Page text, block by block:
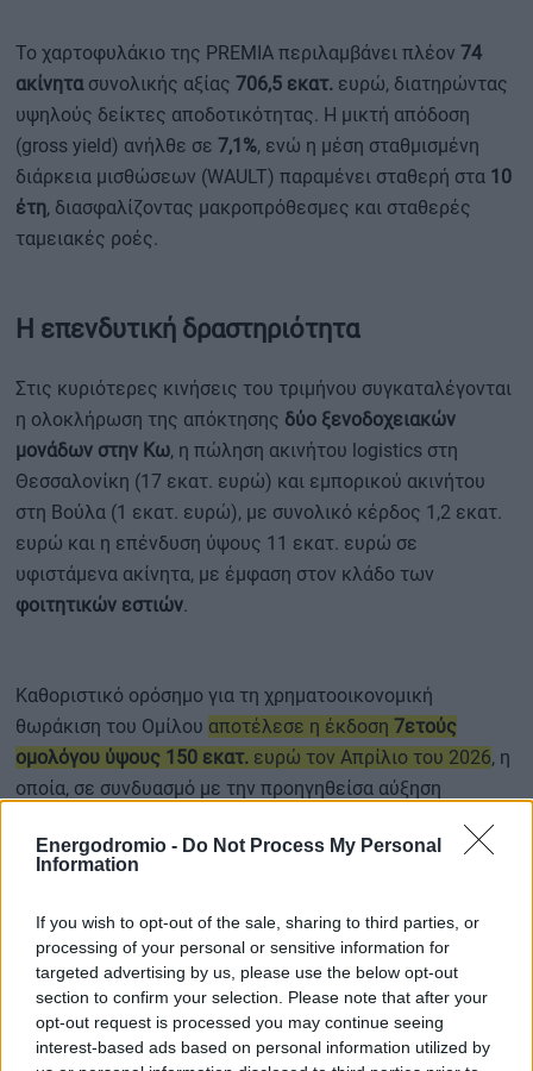
Energodromio - Do Not Process My Personal
Information
If you wish to opt-out of the sale, sharing to third parties, or
processing of your personal or sensitive information for
targeted advertising by us, please use the below opt-out
section to confirm your selection. Please note that after your
opt-out request is processed you may continue seeing
interest-based ads based on personal information utilized by
Το χαρτοφυλάκιο της PREMIA περιλαμβάνει πλέον 74
ακίνητασυνολικής αξίας 706,5 εκατ. ευρώ, διατηρώντας
υψηλούς δείκτες αποδοτικότητας. Η μικτή απόδοση
(gross yield) ανήλθε σε 7,1%, ενώ η μέση σταθμισμένη
διάρκεια μισθώσεων (WAULT) παραμένει σταθερή στα 10
έτη, διασφαλίζοντας μακροπρόθεσμες και σταθερές
ταμειακές ροές.
Η επενδυτική δραστηριότητα
Στις κυριότερες κινήσεις του τριμήνου συγκαταλέγονται
η ολοκλήρωση της απόκτησης δύο ξενοδοχειακών
μονάδων στην Κω, η πώληση ακινήτου logistics στη
Θεσσαλονίκη (17 εκατ. ευρώ) και εμπορικού ακινήτου
στη Βούλα (1 εκατ. ευρώ), με συνολικό κέρδος 1,2 εκατ.
ευρώ και η επένδυση ύψους 11 εκατ. ευρώ σε
υφιστάμενα ακίνητα, με έμφαση στον κλάδο των
φοιτητικών εστιών.
Καθοριστικό ορόσημο για τη χρηματοοικονομική
θωράκιση του Ομίλου αποτέλεσε η έκδοση 7ετούς
ομολόγου ύψους 150 εκατ. ευρώ τον Απρίλιο του 2026, η
οποία, σε συνδυασμό με την προηγηθείσα αύξηση
μετοχικού κεφαλαίου ύψους 40 εκατ. ευρώ, παρέχει την
απαραίτητη ρευστότητα για τη μελλοντική ανάπτυξη.
Προοπτικές και μερισματική πολιτική
Στρατηγική προτεραιότητα παραμένουν οι κλάδοι των
ξενοδοχείων και της φοιτητικής κατοικίας, καθώς και η
επιλεκτική συμμετοχή σε έργα ανάπλασης (re-